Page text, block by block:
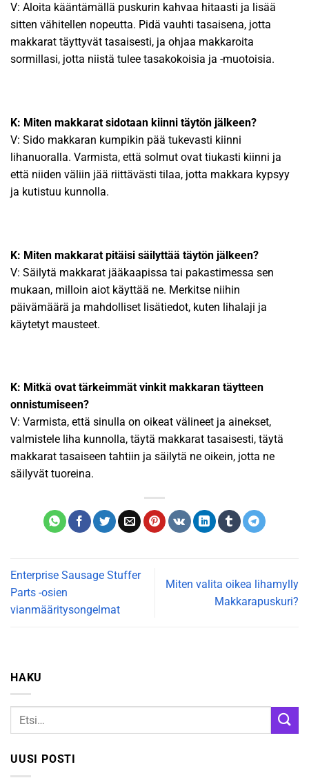
V: Aloita kääntämällä puskurin kahvaa hitaasti ja lisää
sitten vähitellen nopeutta. Pidä vauhti tasaisena, jotta
makkarat täyttyvät tasaisesti, ja ohjaa makkaroita
sormillasi, jotta niistä tulee tasakokoisia ja -muotoisia.
K: Miten makkarat sidotaan kiinni täytön jälkeen?
V: Sido makkaran kumpikin pää tukevasti kiinni
lihanuoralla. Varmista, että solmut ovat tiukasti kiinni ja
että niiden väliin jää riittävästi tilaa, jotta makkara kypsyy
ja kutistuu kunnolla.
K: Miten makkarat pitäisi säilyttää täytön jälkeen?
V: Säilytä makkarat jääkaapissa tai pakastimessa sen
mukaan, milloin aiot käyttää ne. Merkitse niihin
päivämäärä ja mahdolliset lisätiedot, kuten lihalaji ja
käytetyt mausteet.
K: Mitkä ovat tärkeimmät vinkit makkaran täytteen
onnistumiseen?
V: Varmista, että sinulla on oikeat välineet ja ainekset,
valmistele liha kunnolla, täytä makkarat tasaisesti, täytä
makkarat tasaiseen tahtiin ja säilytä ne oikein, jotta ne
säilyvät tuoreina.
Enterprise Sausage Stuffer
Parts -osien
vianmääritysongelmat
Miten valita oikea lihamylly
Makkarapuskuri?
HAKU
UUSI POSTI